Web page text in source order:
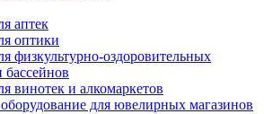
аптек
оптики
физкультурно-оздоровительных
бассейнов
винотек и алкомаркетов
для ювелирных магазинов